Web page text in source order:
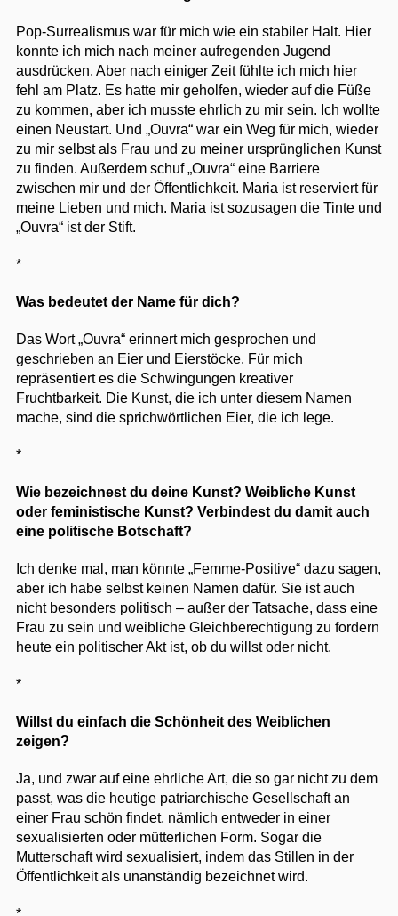
Pop-Surrealismus war für mich wie ein stabiler Halt. Hier
konnte ich mich nach meiner aufregenden Jugend
ausdrücken. Aber nach einiger Zeit fühlte ich mich hier
fehl am Platz. Es hatte mir geholfen, wieder auf die Füße
zu kommen, aber ich musste ehrlich zu mir sein. Ich wollte
einen Neustart. Und „Ouvra“ war ein Weg für mich, wieder
zu mir selbst als Frau und zu meiner ursprünglichen Kunst
zu finden. Außerdem schuf „Ouvra“ eine Barriere
zwischen mir und der Öffentlichkeit. Maria ist reserviert für
meine Lieben und mich. Maria ist sozusagen die Tinte und
„Ouvra“ ist der Stift.
*
Was bedeutet der Name für dich?
Das Wort „Ouvra“ erinnert mich gesprochen und
geschrieben an Eier und Eierstöcke. Für mich
repräsentiert es die Schwingungen kreativer
Fruchtbarkeit. Die Kunst, die ich unter diesem Namen
mache, sind die sprichwörtlichen Eier, die ich lege.
*
Wie bezeichnest du deine Kunst? Weibliche Kunst
oder feministische Kunst? Verbindest du damit auch
eine politische Botschaft?
Ich denke mal, man könnte „Femme-Positive“ dazu sagen,
aber ich habe selbst keinen Namen dafür. Sie ist auch
nicht besonders politisch – außer der Tatsache, dass eine
Frau zu sein und weibliche Gleichberechtigung zu fordern
heute ein politischer Akt ist, ob du willst oder nicht.
*
Willst du einfach die Schönheit des Weiblichen
zeigen?
Ja, und zwar auf eine ehrliche Art, die so gar nicht zu dem
passt, was die heutige patriarchische Gesellschaft an
einer Frau schön findet, nämlich entweder in einer
sexualisierten oder mütterlichen Form. Sogar die
Mutterschaft wird sexualisiert, indem das Stillen in der
Öffentlichkeit als unanständig bezeichnet wird.